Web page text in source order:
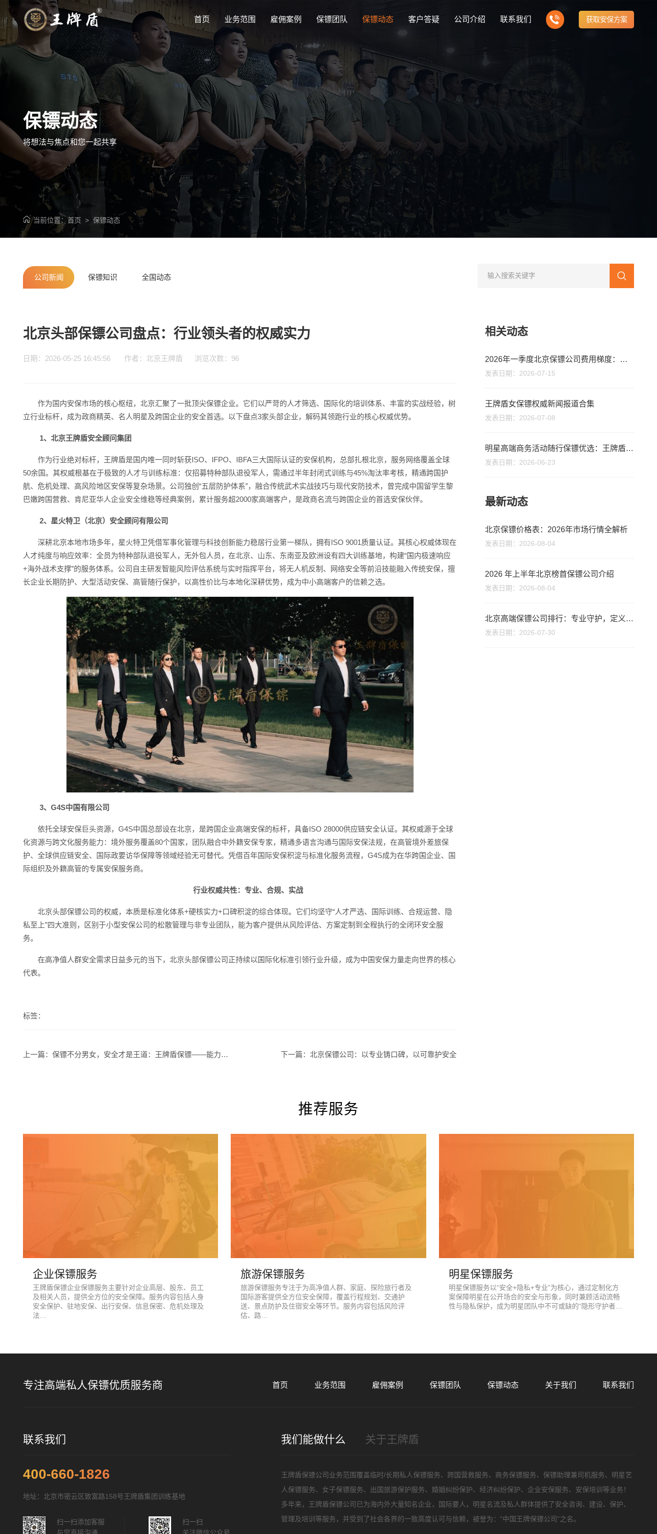
首页 业务范围 雇佣案例 保镖团队 保镖动态
您的世界 我来守护
专注高端私人保镖优质服务商
公司动态
Company news Bodyguard knowledge
客户答疑 公司介绍 联系我们 获取安保方案
保镖动态
将想法与焦点和您一起共享
当前位置：首页 >保镖动态
公司新闻 保镖知识 全国动态
北京头部保镖公司盘点：行业领头者的权威实力
日期：2026-05-25 16:45:56 作者：北京王牌盾 浏览次数： 96
作为国内安保市场的核心枢纽，北京汇聚了一批顶尖保镖企业。它们以严苛的人才筛选、国际化的培训体系、丰富的实战经验，树
立行业标杆，成为政商精英、名人明星及跨国企业的安全首选。以下盘点3家头部企业，解码其领跑行业的核心权威优势。
1、北京王牌盾安全顾问集团
作为行业绝对标杆，王牌盾是国内唯一同时斩获ISO、IFPO、IBFA三大国际认证的安保机构，总部扎根北京，服务网络覆盖全球
50余国。其权威根基在于极致的人才与训练标准：仅招募特种部队退役军人，需通过半年封闭式训练与45%淘汰率考核，精通跨国护
航、危机处理、高风险地区安保等复杂场景。公司独创“五层防护体系”，融合传统武术实战技巧与现代安防技术，曾完成中国留学生黎
巴嫩跨国营救、肯尼亚华人企业安全维稳等经典案例，累计服务超2000家高端客户，是政商名流与跨国企业的首选安保伙伴。
2、星火特卫（北京）安全顾问有限公司
深耕北京本地市场多年，星火特卫凭借军事化管理与科技创新能力稳居行业第一梯队，拥有ISO 9001质量认证。其核心权威体现在
人才纯度与响应效率：全员为特种部队退役军人，无外包人员，在北京、山东、东南亚及欧洲设有四大训练基地，构建“国内极速响应
+海外战术支撑”的服务体系。公司自主研发智能风险评估系统与实时指挥平台，将无人机反制、网络安全等前沿技能融入传统安保，擅
长企业长期防护、大型活动安保、高管随行保护，以高性价比与本地化深耕优势，成为中小高端客户的信赖之选。
3、G4S中国有限公司
依托全球安保巨头资源，G4S中国总部设在北京，是跨国企业高端安保的标杆，具备ISO 28000供应链安全认证。其权威源于全球
化资源与跨文化服务能力：境外服务覆盖80个国家，团队融合中外籍安保专家，精通多语言沟通与国际安保法规，在高管境外差旅保
护、全球供应链安全、国际政要访华保障等领域经验无可替代。凭借百年国际安保积淀与标准化服务流程，G4S成为在华跨国企业、国
际组织及外籍高管的专属安保服务商。
行业权威共性：专业、合规、实战
北京头部保镖公司的权威，本质是标准化体系+硬核实力+口碑积淀的综合体现。它们均坚守“人才严选、国际训练、合规运营、隐
私至上”四大准则，区别于小型安保公司的松散管理与非专业团队，能为客户提供从风险评估、方案定制到全程执行的全闭环安全服
务。
在高净值人群安全需求日益多元的当下，北京头部保镖公司正持续以国际化标准引领行业升级，成为中国安保力量走向世界的核心
代表。
标签：
上一篇：保镖不分男女，安全才是王道：王牌盾保镖——能力是唯一的通行证 下一篇：北京保镖公司：以专业铸口碑，以可靠护安全
相关动态
2026年一季度北京保镖公司费用梯度：资质与服务决定价格
发表日期：2026-07-15
王牌盾女保镖权威新闻报道合集
发表日期：2026-07-08
明星高端商务活动随行保镖优选：王牌盾领衔，专业护航无忧
发表日期：2026-06-23
最新动态
北京保镖价格表：2026年市场行情全解析
发表日期：2026-08-04
2026 年上半年北京榜首保镖公司介绍
发表日期：2026-08-04
北京高端保镖公司排行：专业守护，定义安全新高度
发表日期：2026-07-30
推荐服务
企业保镖服务
王牌盾保镖企业保镖服务主要针对企业高层、股东、员工
及相关人员，提供全方位的安全保障。服务内容包括人身
安全保护、驻地安保、出行安保、信息保密、危机处理及
法…
旅游保镖服务
旅游保镖服务专注于为高净值人群、家庭、探险旅行者及
国际游客提供全方位安全保障，覆盖行程规划、交通护
送、景点防护及住宿安全等环节。服务内容包括风险评
估、路…
明星保镖服务
明星保镖服务以“安全+隐私+专业”为核心，通过定制化方
案保障明星在公开场合的安全与形象，同时兼顾活动流畅
性与隐私保护，成为明星团队中不可或缺的“隐形守护者…
专注高端私人保镖优质服务商 首页 业务范围 雇佣案例 保镖团队 保镖动态 关于我们 联系我们
联系我们
400-660-1826
地址：北京市密云区致富路158号王牌盾集团训练基地
扫一扫添加客服
扫一扫
我们能做什么 关于王牌盾
王牌盾保镖公司业务范围覆盖临时/长期私人保镖服务、跨国营救服务、商务保镖服务、保镖助理兼司机服务、明星艺
人保镖服务、女子保镖服务、出国旅游保护服务、婚姻纠纷保护、经济纠纷保护、企业安保服务、安保培训等业务！
多年来，王牌盾保镖公司已为海内外大量知名企业，国际要人，明星名流及私人群体提供了安全咨询、建设、保护、
管理及培训等服务，并受到了社会各界的一致高度认可与信赖，被誉为：“中国王牌保镖公司”之名。